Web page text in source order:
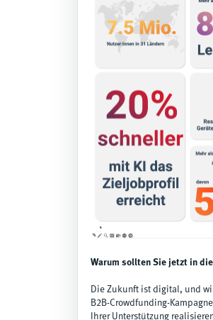
Warum sollten Sie jetzt in
Die Zukunft ist digital, und
B2B-Crowdfunding-
Ihrer Unterstützung